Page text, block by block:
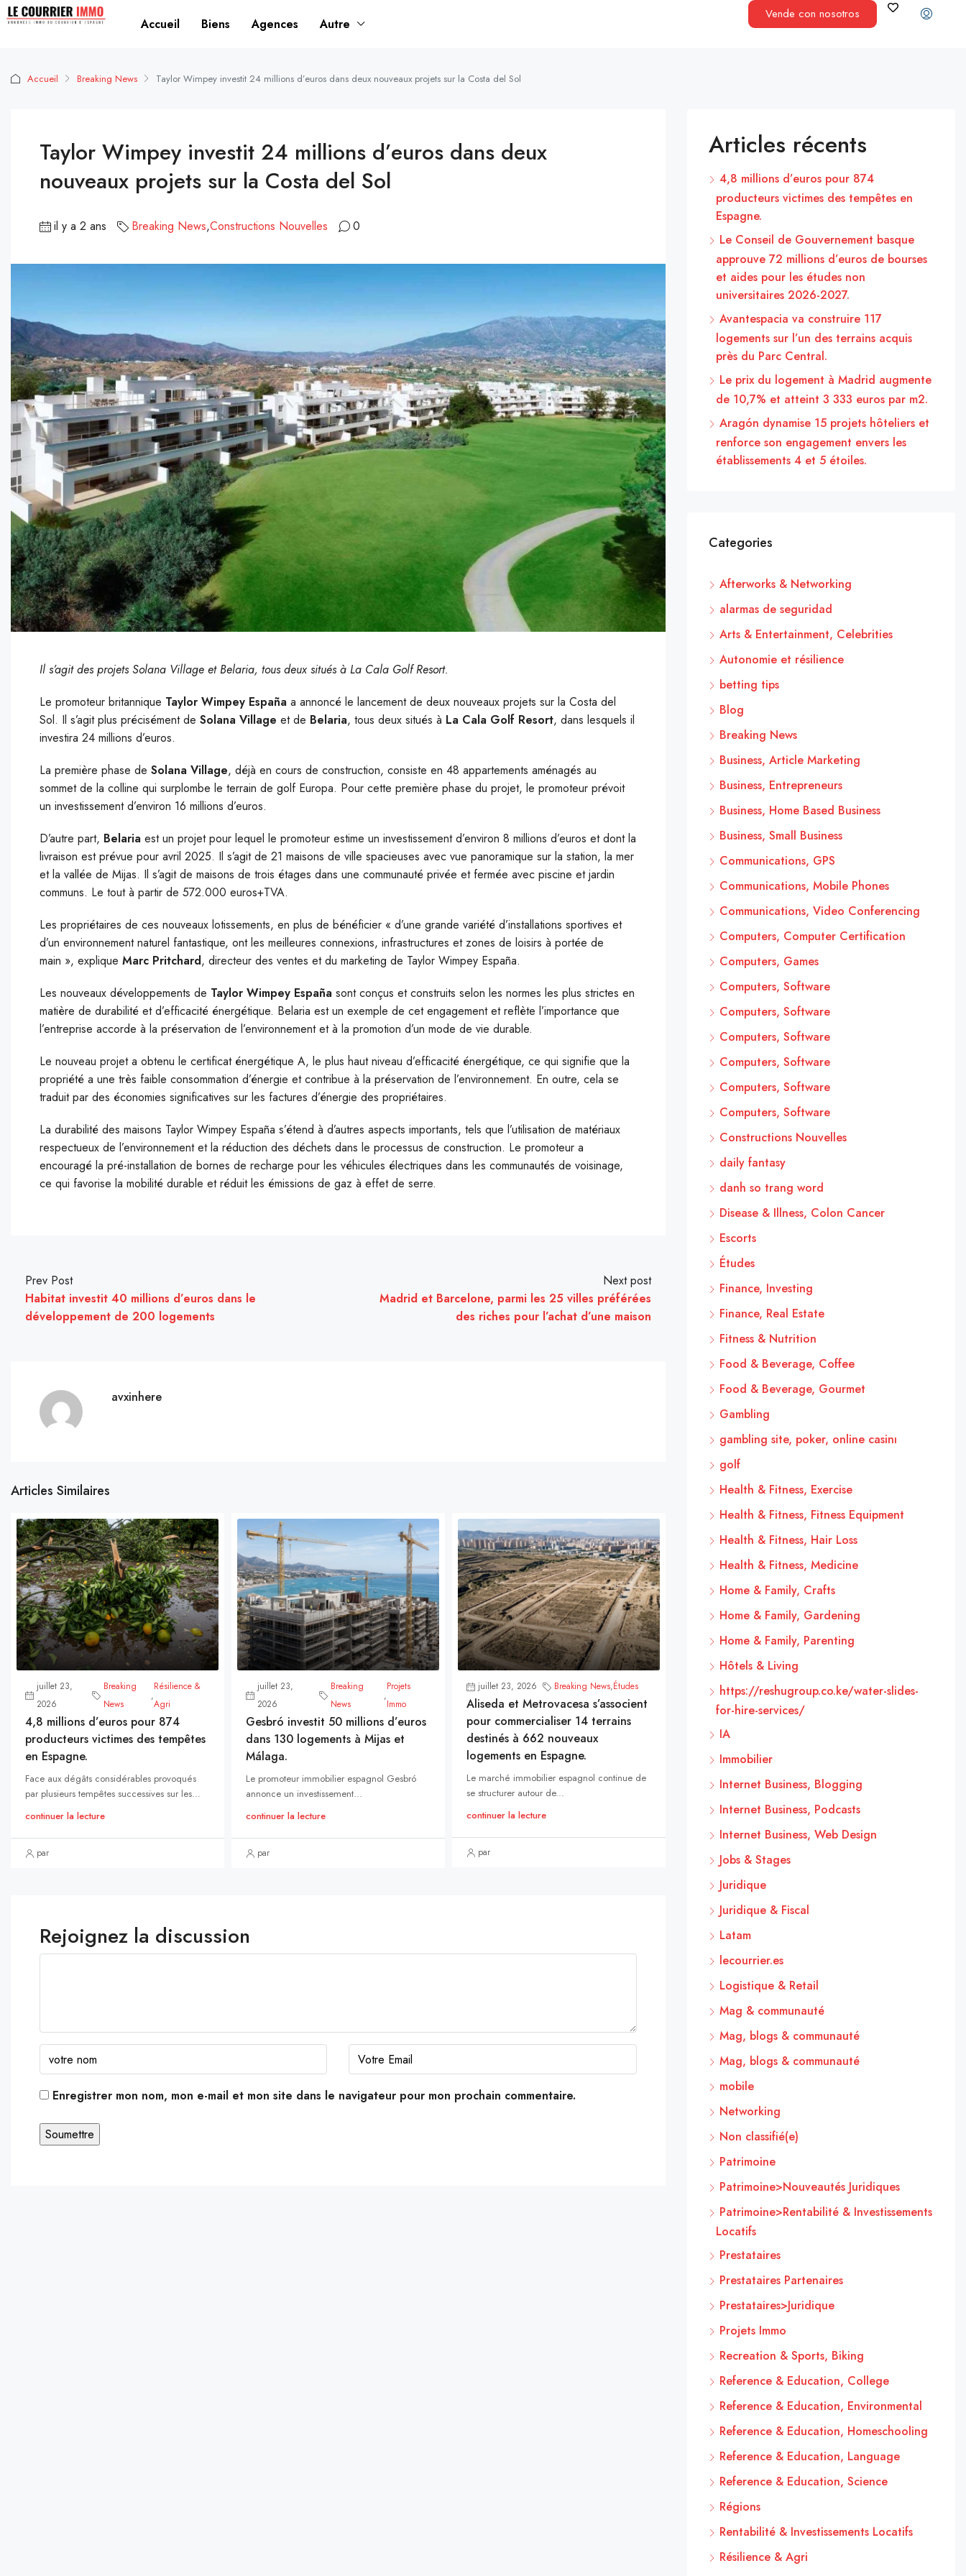
Accueil Biens Agences Autre
Vende con nosotros
Accueil Breaking News Taylor Wimpey investit 24 millions d’euros dans deux nouveaux projets sur la Costa del Sol
Taylor Wimpey investit 24 millions d’euros dans deux
nouveaux projets sur la Costa del Sol
il y a 2 ans Breaking News,Constructions Nouvelles 0
Il s’agit des projets Solana Village et Belaria, tous deux situés à La Cala Golf Resort.
Le promoteur britannique Taylor Wimpey España a annoncé le lancement de deux nouveaux projets sur la Costa del
Sol. Il s’agit plus précisément de Solana Village et de Belaria, tous deux situés à La Cala Golf Resort, dans lesquels il
investira 24 millions d’euros.
La première phase de Solana Village, déjà en cours de construction, consiste en 48 appartements aménagés au
sommet de la colline qui surplombe le terrain de golf Europa. Pour cette première phase du projet, le promoteur prévoit
un investissement d’environ 16 millions d’euros.
D’autre part, Belaria est un projet pour lequel le promoteur estime un investissement d’environ 8 millions d’euros et dont la
livraison est prévue pour avril 2025. Il s’agit de 21 maisons de ville spacieuses avec vue panoramique sur la station, la mer
et la vallée de Mijas. Il s’agit de maisons de trois étages dans une communauté privée et fermée avec piscine et jardin
communs. Le tout à partir de 572.000 euros+TVA.
Les propriétaires de ces nouveaux lotissements, en plus de bénéficier « d’une grande variété d’installations sportives et
d’un environnement naturel fantastique, ont les meilleures connexions, infrastructures et zones de loisirs à portée de
main », explique Marc Pritchard, directeur des ventes et du marketing de Taylor Wimpey España.
Les nouveaux développements de Taylor Wimpey España sont conçus et construits selon les normes les plus strictes en
matière de durabilité et d’efficacité énergétique. Belaria est un exemple de cet engagement et reflète l’importance que
l’entreprise accorde à la préservation de l’environnement et à la promotion d’un mode de vie durable.
Le nouveau projet a obtenu le certificat énergétique A, le plus haut niveau d’efficacité énergétique, ce qui signifie que la
propriété a une très faible consommation d’énergie et contribue à la préservation de l’environnement. En outre, cela se
traduit par des économies significatives sur les factures d’énergie des propriétaires.
La durabilité des maisons Taylor Wimpey España s’étend à d’autres aspects importants, tels que l’utilisation de matériaux
respectueux de l’environnement et la réduction des déchets dans le processus de construction. Le promoteur a
encouragé la pré-installation de bornes de recharge pour les véhicules électriques dans les communautés de voisinage,
ce qui favorise la mobilité durable et réduit les émissions de gaz à effet de serre.
Prev Post
Habitat investit 40 millions d’euros dans le
développement de 200 logements
Next post
Madrid et Barcelone, parmi les 25 villes préférées
des riches pour l’achat d’une maison
avxinhere
Articles Similaires
juillet 23,
2026
Breaking
News
,
Résilience &
Agri
4,8 millions d’euros pour 874
producteurs victimes des tempêtes
en Espagne.
Face aux dégâts considérables provoqués
par plusieurs tempêtes successives sur les...
continuer la lecture
par
juillet 23,
2026
Breaking
News
,
Projets
Immo
Gesbró investit 50 millions d’euros
dans 130 logements à Mijas et
Málaga.
Le promoteur immobilier espagnol Gesbró
annonce un investissement...
continuer la lecture
par
juillet 23, 2026 Breaking News,Études
Aliseda et Metrovacesa s’associent
pour commercialiser 14 terrains
destinés à 662 nouveaux
logements en Espagne.
Le marché immobilier espagnol continue de
se structurer autour de...
continuer la lecture
par
Rejoignez la discussion
Enregistrer mon nom, mon e-mail et mon site dans le navigateur pour mon prochain commentaire.
Articles récents
4,8 millions d’euros pour 874
producteurs victimes des tempêtes en
Espagne.
Le Conseil de Gouvernement basque
approuve 72 millions d’euros de bourses
et aides pour les études non
universitaires 2026-2027.
Avantespacia va construire 117
logements sur l’un des terrains acquis
près du Parc Central.
Le prix du logement à Madrid augmente
de 10,7% et atteint 3 333 euros par m2.
Aragón dynamise 15 projets hôteliers et
renforce son engagement envers les
établissements 4 et 5 étoiles.
Categories
Afterworks & Networking
alarmas de seguridad
Arts & Entertainment, Celebrities
Autonomie et résilience
betting tips
Blog
Breaking News
Business, Article Marketing
Business, Entrepreneurs
Business, Home Based Business
Business, Small Business
Communications, GPS
Communications, Mobile Phones
Communications, Video Conferencing
Computers, Computer Certification
Computers, Games
Computers, Software
Computers, Software
Computers, Software
Computers, Software
Computers, Software
Computers, Software
Constructions Nouvelles
daily fantasy
danh so trang word
Disease & Illness, Colon Cancer
Escorts
Études
Finance, Investing
Finance, Real Estate
Fitness & Nutrition
Food & Beverage, Coffee
Food & Beverage, Gourmet
Gambling
gambling site, poker, online casinı
golf
Health & Fitness, Exercise
Health & Fitness, Fitness Equipment
Health & Fitness, Hair Loss
Health & Fitness, Medicine
Home & Family, Crafts
Home & Family, Gardening
Home & Family, Parenting
Hôtels & Living
https://reshugroup.co.ke/water-slides-
for-hire-services/
IA
Immobilier
Internet Business, Blogging
Internet Business, Podcasts
Internet Business, Web Design
Jobs & Stages
Juridique
Juridique & Fiscal
Latam
lecourrier.es
Logistique & Retail
Mag & communauté
Mag, blogs & communauté
Mag, blogs & communauté
mobile
Networking
Non classifié(e)
Patrimoine
Patrimoine>Nouveautés Juridiques
Patrimoine>Rentabilité & Investissements
Locatifs
Prestataires
Prestataires Partenaires
Prestataires>Juridique
Projets Immo
Recreation & Sports, Biking
Reference & Education, College
Reference & Education, Environmental
Reference & Education, Homeschooling
Reference & Education, Language
Reference & Education, Science
Régions
Rentabilité & Investissements Locatifs
Résilience & Agri